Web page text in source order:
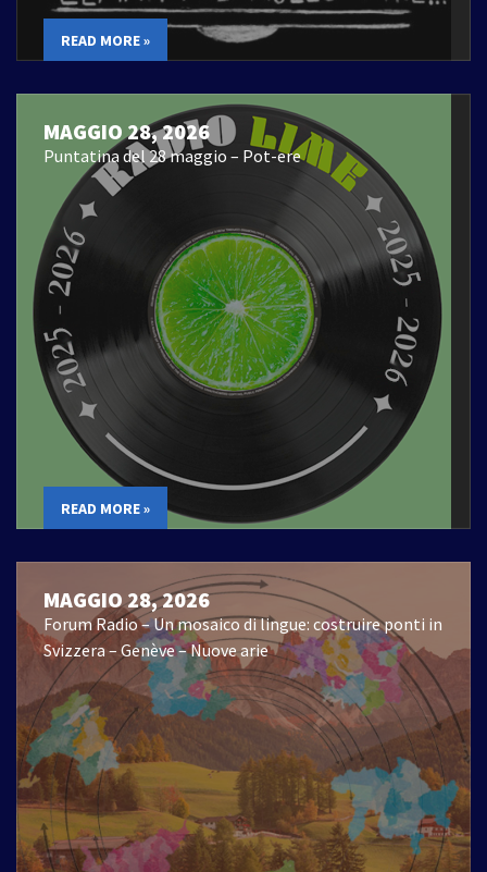
READ MORE »
MAGGIO 28, 2026
Puntatina del 28 maggio – Pot-ere
READ MORE »
MAGGIO 28, 2026
Forum Radio – Un mosaico di lingue: costruire ponti in
Svizzera – Genève – Nuove arie